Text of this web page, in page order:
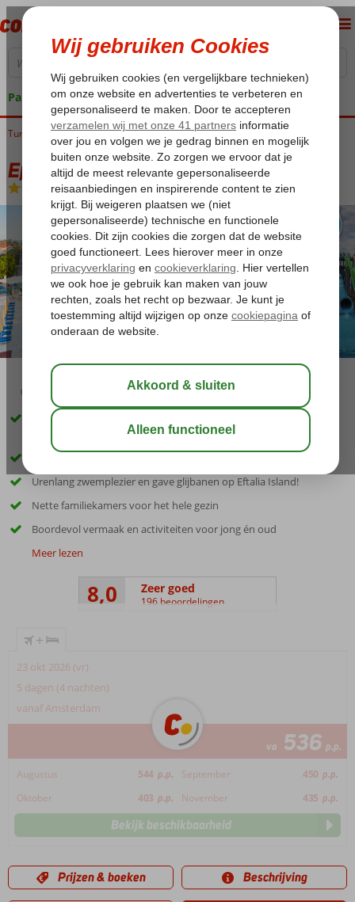
Pakketgarantie
Home
Turkije Turkse Riviera Alanya Turkler Eftalia Village
Eftalia Village
All Inclusive-Hotel
03:45
Familiehotel met privéstrand, waterglijbanen en fijne
Urenlang zwemplezier en gave glijbanen op Eftalia Island!
Nette familiekamers voor het hele gezin
Boordevol vermaak en activiteiten voor jong én oud
Meer lezen
8,0 Zeer goed
196 beoordelingen
+
23 okt 2026 (vr)
5 dagen (4 nachten)
vanaf Amsterdam
va 536 p.p.
Augustus 544 p.p. September 450 p.p.
Oktober
403 p.p. November 435 p.p.
Bekijk beschikbaarheid
Prijzen & boeken Beschrijving